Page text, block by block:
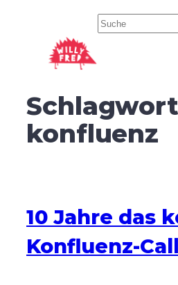
springen
Suchen
konfluenz
10 Jahre das
Konfluenz-Call